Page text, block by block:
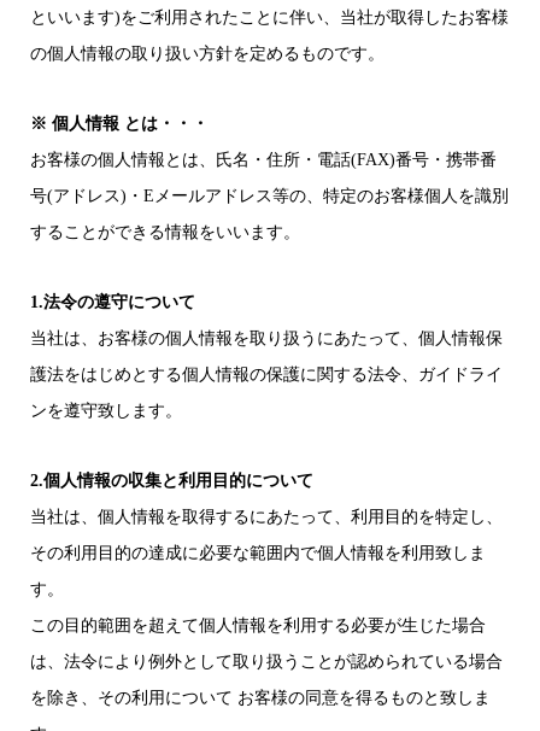
といいます)をご利用されたことに伴い、当社が取得したお客様
の個人情報の取り扱い方針を定めるものです。
※ 個人情報 とは・・・
お客様の個人情報とは、氏名・住所・電話(FAX)番号・携帯番
号(アドレス)・Eメールアドレス等の、特定のお客様個人を識別
することができる情報をいいます。
1.法令の遵守について
当社は、お客様の個人情報を取り扱うにあたって、個人情報保
護法をはじめとする個人情報の保護に関する法令、ガイドライ
ンを遵守致します。
2.個人情報の収集と利用目的について
当社は、個人情報を取得するにあたって、利用目的を特定し、
その利用目的の達成に必要な範囲内で個人情報を利用致しま
す。
この目的範囲を超えて個人情報を利用する必要が生じた場合
は、法令により例外として取り扱うことが認められている場合
を除き、その利用について お客様の同意を得るものと致しま